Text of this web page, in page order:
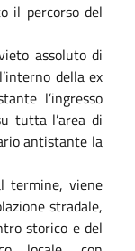
il percorso del
assoluto di
della ex
l’ingresso
tutta l’area di
antistante la
termine, viene
stradale,
storico e del